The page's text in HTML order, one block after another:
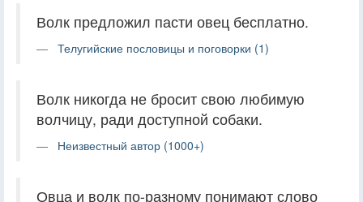
Волк предложил пасти овец бесплатно.
Телугийские пословицы и поговорки (1)
Волк никогда не бросит свою любимую
волчицу, ради доступной собаки.
Неизвестный автор (1000+)
Овца и волк по-разному понимают слово